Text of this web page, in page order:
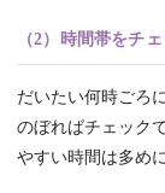
（2）時間帯をチ
だいたい何時ごろ
のぼればチェック
やすい時間は多め